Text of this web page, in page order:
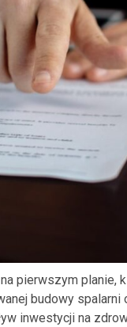
pierwszym planie,
budowy spalarni
inwestycji na